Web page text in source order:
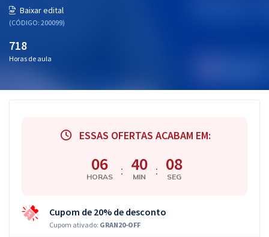
Atendimento
Baixar edital
(CÓDIGO: 200099)
718
Horas de aula
ESSAS OFERTAS ACABAM EM:
06
HORAS : 40
MIN : 07
SEG
Cupom de 20% de desconto
Cupom ativado: GRAN20-OFF